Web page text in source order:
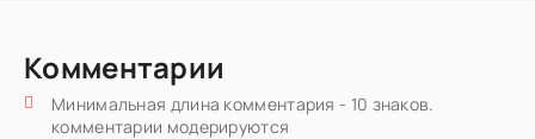
Комментарии
Минимальная длина комментария - 10 знаков.
комментарии модерируются